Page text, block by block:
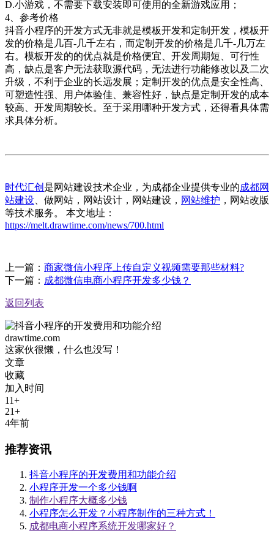
D.小游戏，不需要下载安装即可使用的全新游戏应用；
4、参考价格
抖音小程序的开发方式无非就是模板开发和定制开发，模板开
发的价格是几百-几千左右，而定制开发的价格是几千-几万左
右。模板开发的的优点就是价格便宜、开发周期短、可行性
高，缺点是客户无法获取源代码，无法进行功能修改以及二次
升级，不利于企业的长远发展；定制开发的优点是安全性高、
可塑造性强、用户体验佳、兼容性好，缺点是定制开发的成本
较高、开发周期较长。至于采用哪种开发方式，还得看具体需
求具体分析。
时代汇创 是网站建设技术企业，为成都企业提供专业的成都网
站建设 、做网站，网站设计，网站建设， 网站维护 ，网站改版
等技术服务。 本文地址：
https://melt.drawtime.com/news/700.html
上一篇： 商家微信小程序上传自定义视频需要那些材料?
下一篇： 成都微信电商小程序开发多少钱？
返回列表
drawtime.com
这家伙很懒，什么也没写！
文章
收藏
加入时间
11+
21+
4年前
推荐资讯
抖音小程序的开发费用和功能介绍
小程序开发一个多少钱啊
制作小程序大概多少钱
小程序怎么开发？小程序制作的三种方式！
成都电商小程序系统开发哪家好？